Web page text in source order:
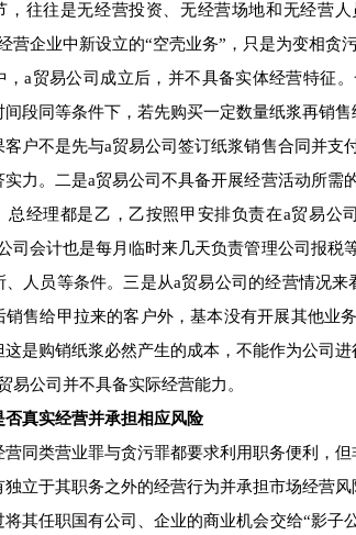
，往往是无经营投资、无经营场地和无经营
营企业中新设立的“空壳业务”，只是为变相贪
贸易公司成立后，并不具备实体经营特征。
间段同等条件下，若先购买一定数量纸浆再销
客户不是先与a贸易公司签订纸浆销售合同并支
实力。二是a贸易公司不具备开展经营活动所需
总经理都是乙，乙按照甲安排负责在a贸易公
司会计也是每月临时来几天负责管理公司报税
、人员等条件。三是从a贸易公司的经营情况来
销售给甲拉来的客户外，基本没有开展其他业
这是购销纸浆必然产生的成本，不能作为公司进
易公司并不具备实际经营能力。
否真实经营并承担相应风险
类营业罪与贪污罪都要求利用职务便利，但
独立于其职务之外的经营行为并承担市场经营
将其任职国有公司、企业的商业机会交给“影子